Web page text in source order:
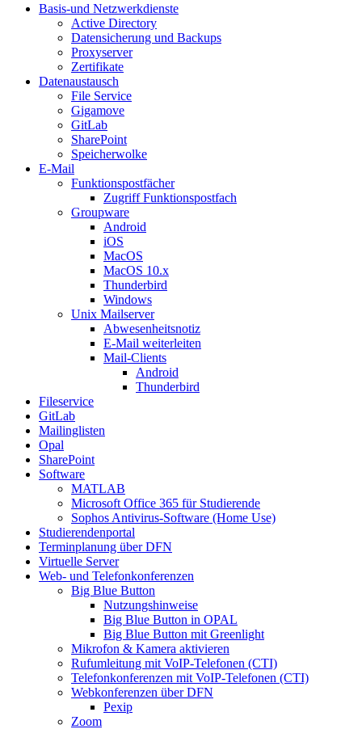
Basis-und Netzwerkdienste
Active Directory
Datensicherung und Backups
Proxyserver
Zertifikate
Datenaustausch
File Service
Gigamove
GitLab
SharePoint
Speicherwolke
E-Mail
Funktionspostfächer
Zugriff Funktionspostfach
Groupware
Android
iOS
MacOS
MacOS 10.x
Thunderbird
Windows
Unix Mailserver
Abwesenheitsnotiz
E-Mail weiterleiten
Mail-Clients
Android
Thunderbird
Fileservice
GitLab
Mailinglisten
Opal
SharePoint
Software
MATLAB
Microsoft Office 365 für Studierende
Sophos Antivirus-Software (Home Use)
Studierendenportal
Terminplanung über DFN
Virtuelle Server
Web- und Telefonkonferenzen
Big Blue Button
Nutzungshinweise
Big Blue Button in OPAL
Big Blue Button mit Greenlight
Mikrofon & Kamera aktivieren
Rufumleitung mit VoIP-Telefonen (CTI)
Telefonkonferenzen mit VoIP-Telefonen (CTI)
Webkonferenzen über DFN
Pexip
Zoom